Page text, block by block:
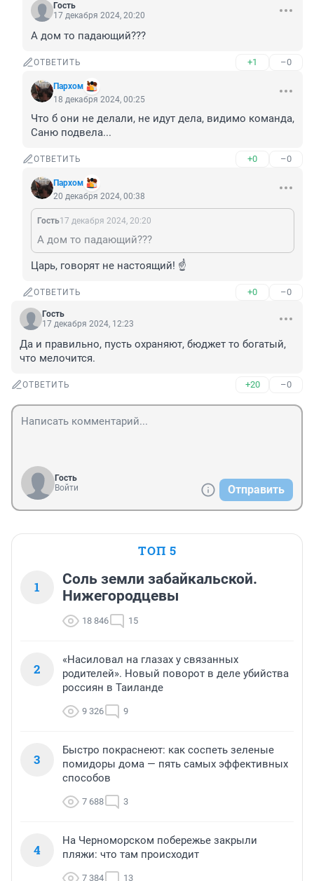
Гость
17 декабря 2024, 20:20
А дом то падающий???
ОТВЕТИТЬ +1 –0
Пархом
18 декабря 2024, 00:25
Что б они не делали, не идут дела, видимо команда,
Саню подвела...
ОТВЕТИТЬ +0 –0
Пархом
20 декабря 2024, 00:38
Гость17 декабря 2024, 20:20
А дом то падающий???
Царь, говорят не настоящий! ☝
ОТВЕТИТЬ +0 –0
Гость
17 декабря 2024, 12:23
Да и правильно, пусть охраняют, бюджет то богатый,
что мелочится.
ОТВЕТИТЬ +20 –0
Гость
Войти
Отправить
ТОП 5
1
Соль земли забайкальской.
Нижегородцевы
18 846 15
2
«Насиловал на глазах у связанных
родителей». Новый поворот в деле убийства
россиян в Таиланде
9 326 9
3
Быстро покраснеют: как соспеть зеленые
помидоры дома — пять самых эффективных
способов
7 688 3
4
На Черноморском побережье закрыли
пляжи: что там происходит
7 384 13